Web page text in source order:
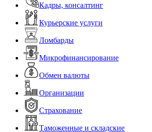
Кадры, консалтинг
Курьерские услуги
Ломбарды
Микрофинансирование
Обмен валюты
Организации
Страхование
Таможенные и складские